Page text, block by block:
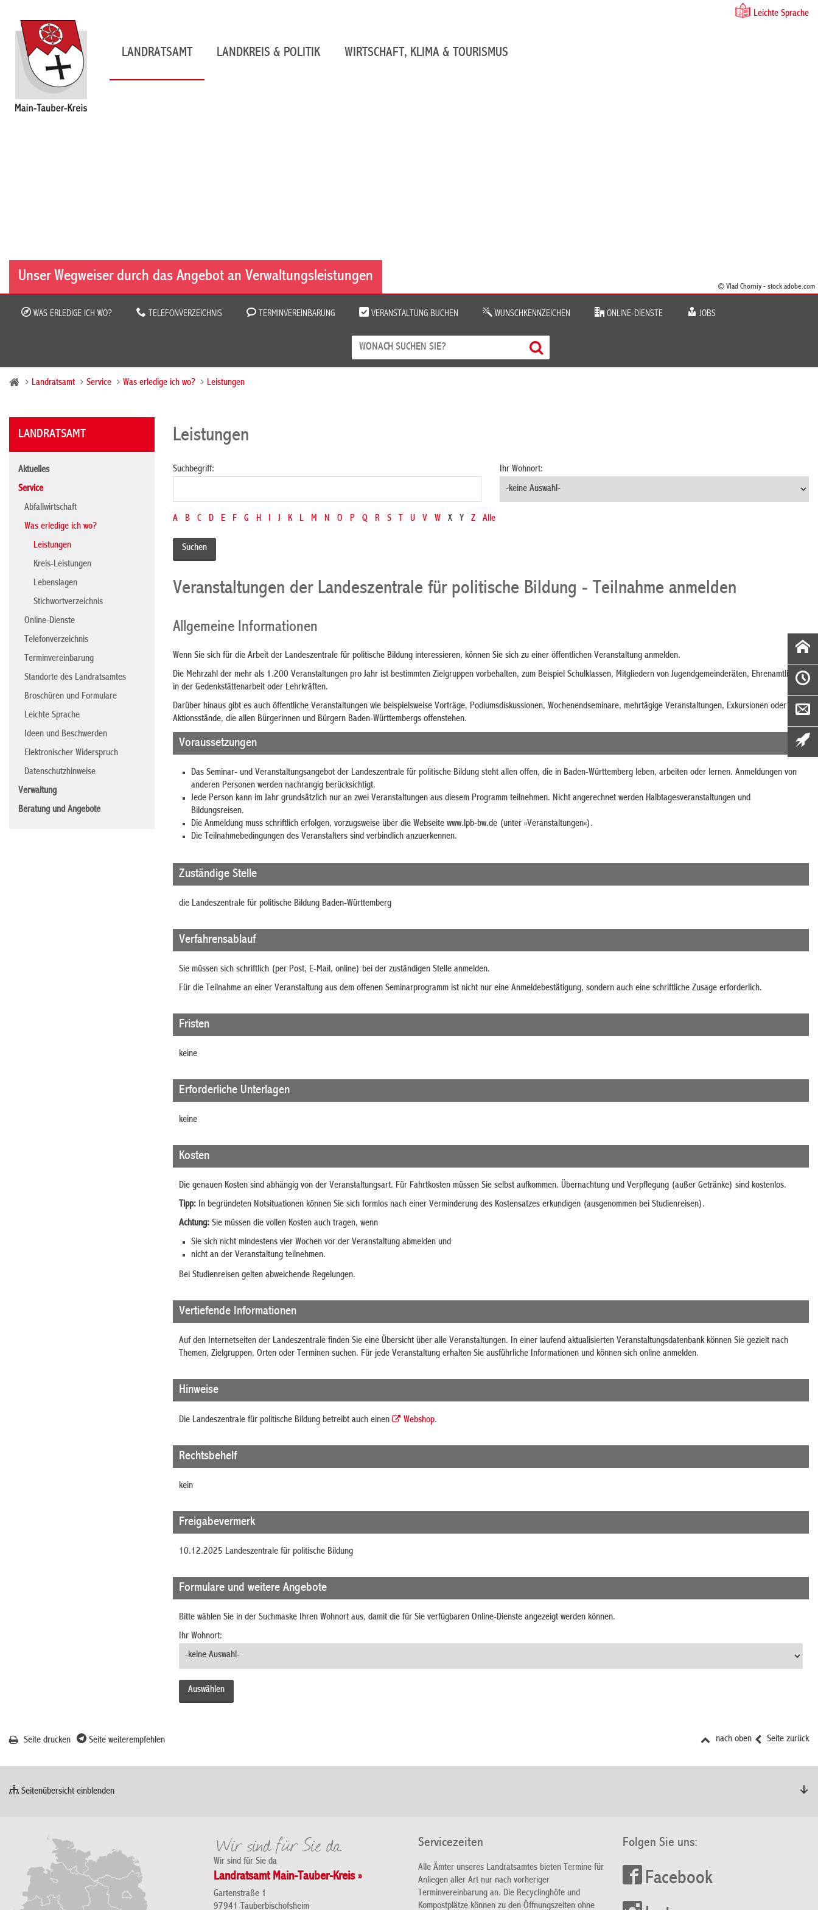
Leichte Sprache
LANDRATSAMT LANDKREIS & POLITIK WIRTSCHAFT, KLIMA & TOURISMUS
Unser Wegweiser durch das Angebot an Verwaltungsleistungen
© Vlad Chorniy - stock.adobe.com
WAS ERLEDIGE ICH WO? TELEFONVERZEICHNIS TERMINVEREINBARUNG VERANSTALTUNG BUCHEN WUNSCHKENNZEICHEN ONLINE-DIENSTE JOBS
Landratsamt Service Was erledige ich wo? Leistungen
LANDRATSAMT
Aktuelles
Service
Abfallwirtschaft
Was erledige ich wo?
Leistungen
Kreis-Leistungen
Lebenslagen
Stichwortverzeichnis
Online-Dienste
Telefonverzeichnis
Terminvereinbarung
Standorte des Landratsamtes
Broschüren und Formulare
Leichte Sprache
Ideen und Beschwerden
Elektronischer Widerspruch
Datenschutzhinweise
Verwaltung
Beratung und Angebote
Leistungen
Suchbegriff: Ihr Wohnort:
A B C D E F G H I J K L M N O P Q R S T U V W X Y Z Alle
Veranstaltungen der Landeszentrale für politische Bildung - Teilnahme anmelden
Allgemeine Informationen
Wenn Sie sich für die Arbeit der Landeszentrale für politische Bildung interessieren, können Sie sich zu einer öffentlichen Veranstaltung anmelden.
Die Mehrzahl der mehr als 1.200 Veranstaltungen pro Jahr ist bestimmten Zielgruppen vorbehalten, zum Beispiel Schulklassen, Mitgliedern von Jugendgemeinderäten, Ehrenamtlichen
in der Gedenkstättenarbeit oder Lehrkräften.
Darüber hinaus gibt es auch öffentliche Veranstaltungen wie beispielsweise Vorträge, Podiumsdiskussionen, Wochenendseminare, mehrtägige Veranstaltungen, Exkursionen oder
Aktionsstände, die allen Bürgerinnen und Bürgern Baden-Württembergs offenstehen.
Voraussetzungen
Das Seminar- und Veranstaltungsangebot der Landeszentrale für politische Bildung steht allen offen, die in Baden-Württemberg leben, arbeiten oder lernen. Anmeldungen von
anderen Personen werden nachrangig berücksichtigt.
Jede Person kann im Jahr grundsätzlich nur an zwei Veranstaltungen aus diesem Programm teilnehmen. Nicht angerechnet werden Halbtagesveranstaltungen und
Bildungsreisen.
Die Anmeldung muss schriftlich erfolgen, vorzugsweise über die Webseite www.lpb-bw.de (unter »Veranstaltungen«).
Die Teilnahmebedingungen des Veranstalters sind verbindlich anzuerkennen.
Zuständige Stelle
die Landeszentrale für politische Bildung Baden-Württemberg
Verfahrensablauf
Sie müssen sich schriftlich (per Post, E-Mail, online) bei der zuständigen Stelle anmelden.
Für die Teilnahme an einer Veranstaltung aus dem offenen Seminarprogramm ist nicht nur eine Anmeldebestätigung, sondern auch eine schriftliche Zusage erforderlich.
Fristen
keine
Erforderliche Unterlagen
keine
Kosten
Die genauen Kosten sind abhängig von der Veranstaltungsart. Für Fahrtkosten müssen Sie selbst aufkommen. Übernachtung und Verpflegung (außer Getränke) sind kostenlos.
Tipp:In begründeten Notsituationen können Sie sich formlos nach einer Verminderung des Kostensatzes erkundigen (ausgenommen bei Studienreisen).
Achtung: Sie müssen die vollen Kosten auch tragen, wenn
Sie sich nicht mindestens vier Wochen vor der Veranstaltung abmelden und
nicht an der Veranstaltung teilnehmen.
Bei Studienreisen gelten abweichende Regelungen.
Vertiefende Informationen
Auf den Internetseiten der Landeszentrale finden Sie eine Übersicht über alle Veranstaltungen. In einer laufend aktualisierten Veranstaltungsdatenbank können Sie gezielt nach
Themen, Zielgruppen, Orten oder Terminen suchen. Für jede Veranstaltung erhalten Sie ausführliche Informationen und können sich online anmelden.
Hinweise
Die Landeszentrale für politische Bildung betreibt auch einen Webshop.
Rechtsbehelf
kein
Freigabevermerk
10.12.2025 Landeszentrale für politische Bildung
Formulare und weitere Angebote
Bitte wählen Sie in der Suchmaske Ihren Wohnort aus, damit die für Sie verfügbaren Online-Dienste angezeigt werden können.
Ihr Wohnort:
Seite zurück
nach oben
Seite drucken Seite weiterempfehlen
Seitenübersicht einblenden
Wir sind für Sie da
Landratsamt Main-Tauber-Kreis »
Gartenstraße 1
97941 Tauberbischofsheim
Servicezeiten
Alle Ämter unseres Landratsamtes bieten Termine für
Anliegen aller Art nur nach vorheriger
Terminvereinbarung an. Die Recyclinghöfe und
Kompostplätze können zu den Öffnungszeiten ohne
Folgen Sie uns:
Facebook